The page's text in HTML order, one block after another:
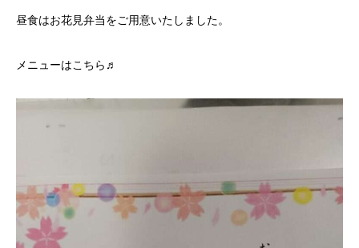
昼食はお花見弁当をご用意いたしました。
メニューはこちら♬